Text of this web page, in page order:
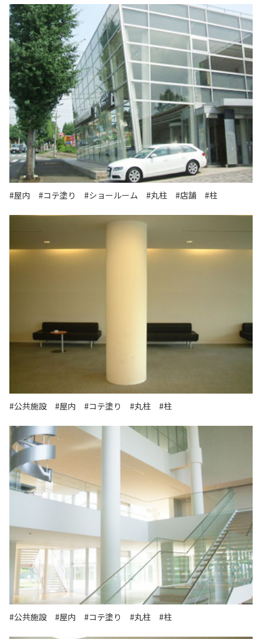
#屋内 #コテ塗り #ショールーム #丸柱 #店舗 #柱
#公共施設 #屋内 #コテ塗り #丸柱 #柱
#公共施設 #屋内 #コテ塗り #丸柱 #柱